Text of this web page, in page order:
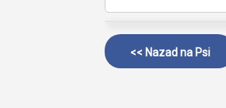
<< Nazad na Psi